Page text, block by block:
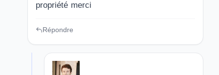
propriété merci
Répondre